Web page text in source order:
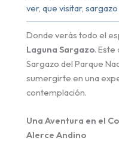
ver, que visitar, sargazo
Donde verás todo el
Laguna Sargazo.
Sargazo del Parque
sumergirte en una
contemplación.
Una Aventura en el
Alerce Andino